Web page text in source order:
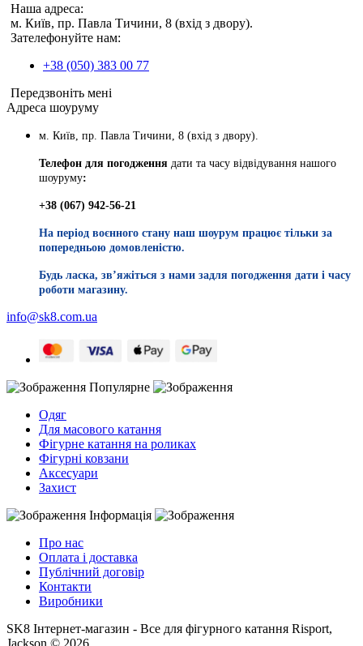
Наша адреса:
м. Київ, пр. Павла Тичини, 8 (вхід з двору).
Зателефонуйте нам:
+38 (050) 383 00 77
Передзвоніть мені
Адреса шоуруму
м. Київ, пр. Павла Тичини, 8 (вхід з двору).
Телефон для погодження дати та часу відвідування нашого
шоуруму:
+38 (067) 942-56-21
На період воєнного стану наш шоурум працює тільки за
попередньою домовленістю.
Будь ласка, звʼяжіться з нами задля погодження дати і часу
роботи магазину.
info@sk8.com.ua
Популярне
Одяг
Для масового катання
Фігурне катання на роликах
Фігурні ковзани
Аксесуари
Захист
Інформація
Про нас
Оплата і доставка
Публічний договір
Контакти
Виробники
SK8 Інтернет-магазин - Все для фігурного катання Risport,
Jackson © 2026